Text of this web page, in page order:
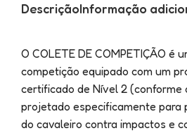
DescriçãoInformação
O COLETE DE COMPETIÇÃO é
competição equipado com um
certificado de Nível 2 (conforme
projetado especificamente para
do cavaleiro contra impactos e